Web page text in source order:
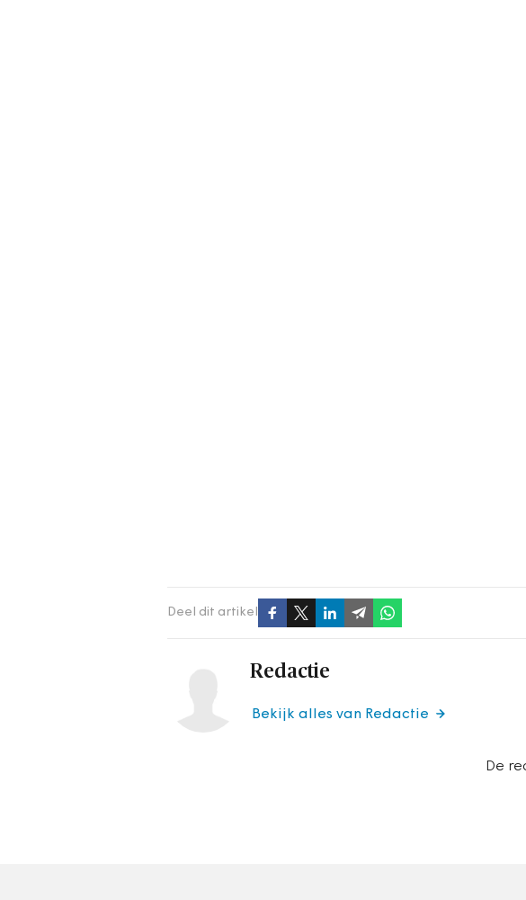
Deel dit artikel
Redactie
De
Bekijk alles van Redactie